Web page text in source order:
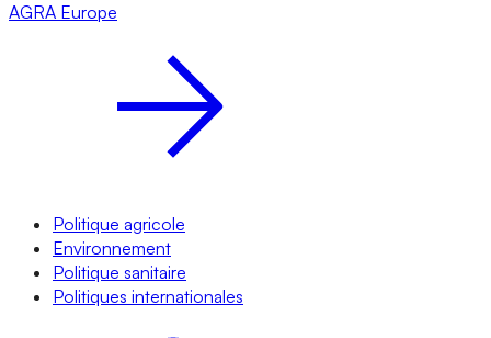
AGRA Europe
Politique agricole
Environnement
Politique sanitaire
Politiques internationales